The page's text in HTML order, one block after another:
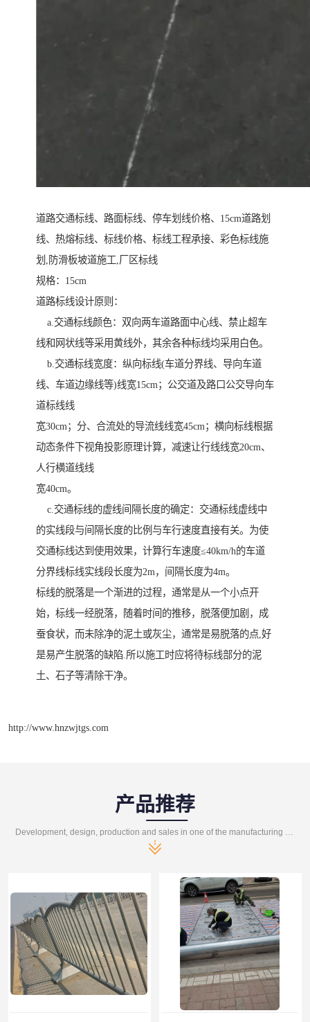
道路交通标线、路面标线、停车划线价格、15cm道路划
线、热熔标线、标线价格、标线工程承接、彩色标线施
划,防滑板坡道施工,厂区标线
规格：15cm
道路标线设计原则：
a.交通标线颜色：双向两车道路面中心线、禁止超车
线和网状线等采用黄线外，其余各种标线均采用白色。
b.交通标线宽度：纵向标线(车道分界线、导向车道
线、车道边缘线等)线宽15cm；公交道及路口公交导向车
道标线线
宽30cm；分、合流处的导流线线宽45cm；横向标线根据
动态条件下视角投影原理计算，减速让行线线宽20cm、
人行横道线线
宽40cm。
c.交通标线的虚线间隔长度的确定：交通标线虚线中
的实线段与间隔长度的比例与车行速度直接有关。为使
交通标线达到使用效果，计算行车速度≤40km/h的车道
分界线标线实线段长度为2m，间隔长度为4m。
标线的脱落是一个渐进的过程，通常是从一个小点开
始，标线一经脱落，随着时间的推移，脱落便加剧，成
蚕食状，而未除净的泥土或灰尘，通常是易脱落的点,好
是易产生脱落的缺陷.所以施工时应将待标线部分的泥
土、石子等清除干净。
http://www.hnzwjtgs.com
产品推荐